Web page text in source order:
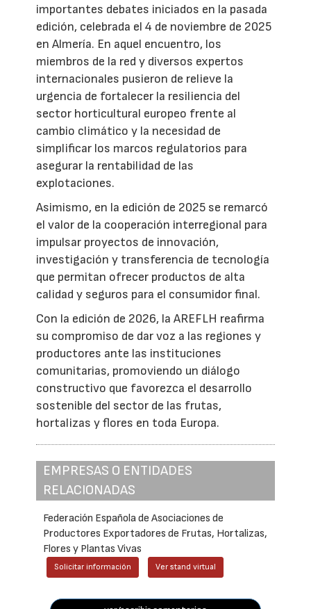
importantes debates iniciados en la pasada
edición, celebrada el 4 de noviembre de 2025
en Almería. En aquel encuentro, los
miembros de la red y diversos expertos
internacionales pusieron de relieve la
urgencia de fortalecer la resiliencia del
sector horticultural europeo frente al
cambio climático y la necesidad de
simplificar los marcos regulatorios para
asegurar la rentabilidad de las
explotaciones.
Asimismo, en la edición de 2025 se remarcó
el valor de la cooperación interregional para
impulsar proyectos de innovación,
investigación y transferencia de tecnología
que permitan ofrecer productos de alta
calidad y seguros para el consumidor final.
Con la edición de 2026, la AREFLH reafirma
su compromiso de dar voz a las regiones y
productores ante las instituciones
comunitarias, promoviendo un diálogo
constructivo que favorezca el desarrollo
sostenible del sector de las frutas,
hortalizas y flores en toda Europa.
EMPRESAS O ENTIDADES
RELACIONADAS
Federación Española de Asociaciones de
Productores Exportadores de Frutas, Hortalizas,
Flores y Plantas Vivas
Solicitar información Ver stand virtual